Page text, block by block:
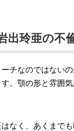
玲亜の不
チなのではない
。顎の形と雰囲
なく、あくまで